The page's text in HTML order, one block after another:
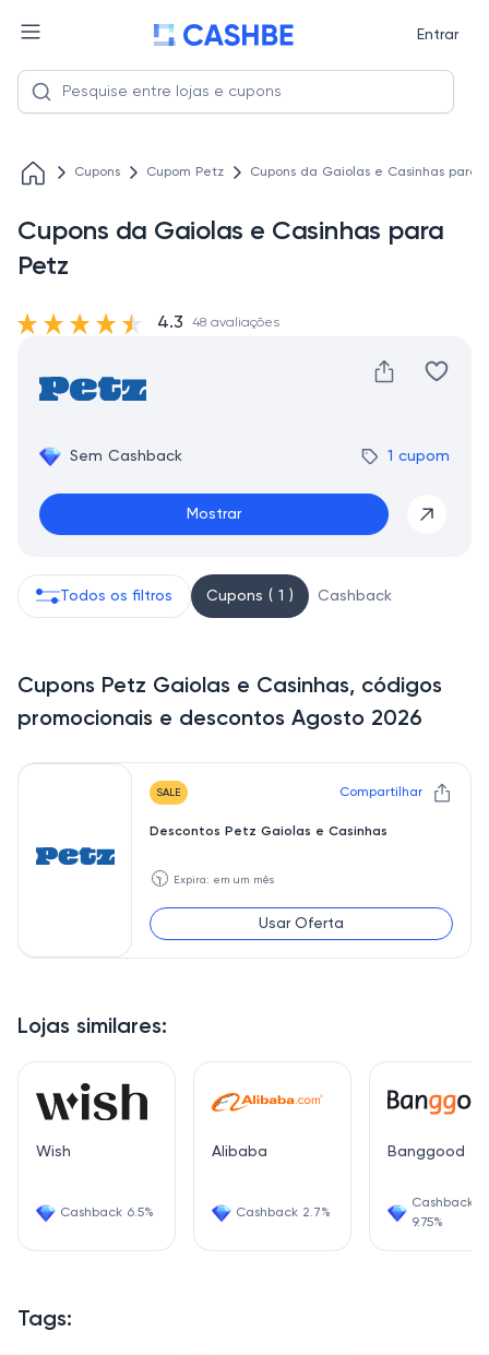
Entrar
Cupons Cupom Petz Cupons da Gaiolas e Casinhas para
Cupons da Gaiolas e Casinhas para
Petz
Sem Cashback 1 cupom
Mostrar
4.3 48 avaliações
Lojas similares:
Wish
Cashback 6.5%
Alibaba
Cashback 2.7%
Banggood
Cashback
9.75%
Tags:
Todos os filtros Cupons ( 1 ) Cashback
Cupons Petz Gaiolas e Casinhas, códigos
promocionais e descontos Agosto 2026
SALE Compartilhar
Descontos Petz Gaiolas e Casinhas
🕥 Expira: em um mês
Usar Oferta